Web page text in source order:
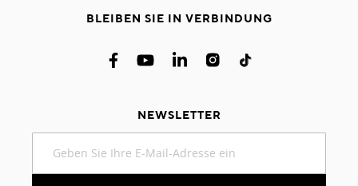
BLEIBEN SIE IN VERBINDUNG
NEWSLETTER
sich